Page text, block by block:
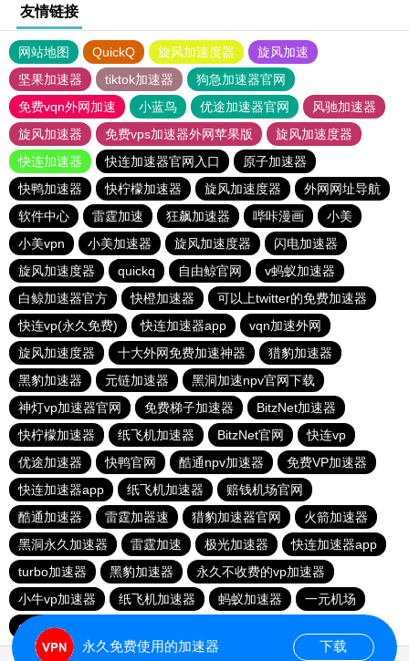
友情链接
网站地图 QuickQ 旋风加速度器
旋风加速
坚果加速器
tiktok加速器
狗急加速器官网
免费vqn外网加速
小蓝鸟 优途加速器官网
风驰加速器
旋风加速器
免费vps加速器外网苹果版
旋风加速度器
快连加速器
快连加速器官网入口
原子加速器
快鸭加速器
快柠檬加速器 旋风加速度器
外网网址导航
软件中心
雷霆加速 狂飙加速器 哔咔漫画
小美
小美vpn
小美加速器 旋风加速度器
闪电加速器
旋风加速度器
quickq 自由鲸官网
v蚂蚁加速器
白鲸加速器官方
快橙加速器
可以上twitter的免费加速器
快连vp(永久免费)
快连加速器app
vqn加速外网
旋风加速度器
十大外网免费加速神器
猎豹加速器
黑豹加速器
元链加速器
黑洞加速npv官网下载
神灯vp加速器官网
免费梯子加速器
BitzNet加速器
快柠檬加速器
纸飞机加速器 BitzNet官网
快连vp
优途加速器
快鸭官网 酷通npv加速器
免费VP加速器
快连加速器app
纸飞机加速器
赔钱机场官网
酷通加速器
雷霆加器速 猎豹加速器官网
火箭加速器
黑洞永久加速器
雷霆加速 极光加速器
快连加速器app
turbo加速器
黑豹加速器
永久不收费的vp加速器
小牛vp加速器
纸飞机加速器 蚂蚁加速器
一元机场
outline
永久免费使用的加速器 下载